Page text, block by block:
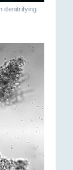
denitrifying